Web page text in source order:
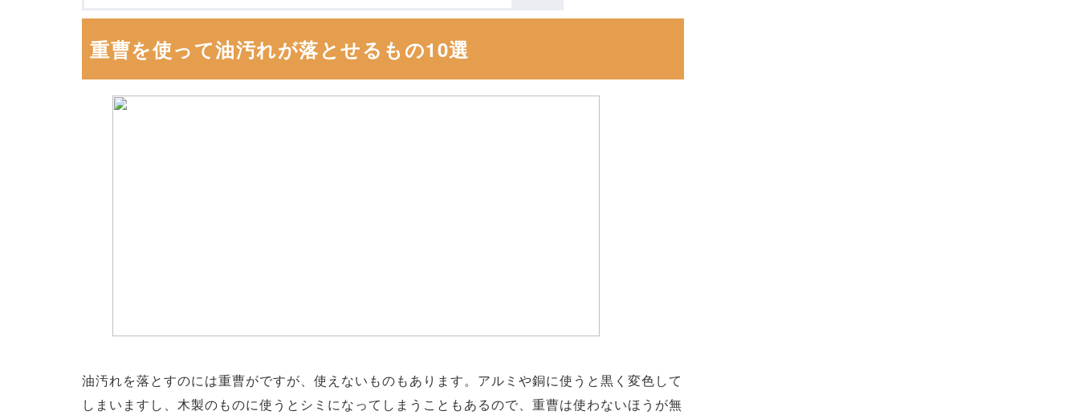
重曹を使って油汚れが落とせるもの10選
油汚れを落とすのには重曹がですが、使えないものもあります。アルミや銅に使うと黒く変色して
しまいますし、木製のものに使うとシミになってしまうこともあるので、重曹は使わないほうが無